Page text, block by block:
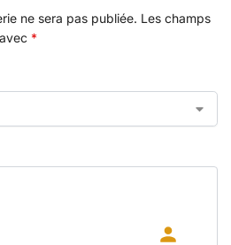
ne sera pas publiée. Les champs
*